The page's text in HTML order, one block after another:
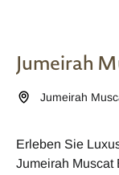
Jumeirah
Jumeirah
Erleben Sie
Jumeirah Muscat